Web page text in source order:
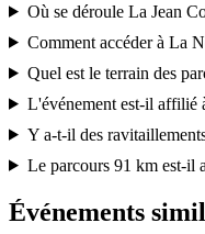
Où se déroule La Jean
Comment accéder à La
Quel est le terrain des
L'événement est-il affilié
Y a-t-il des
Le parcours 91 km est-il
Événements